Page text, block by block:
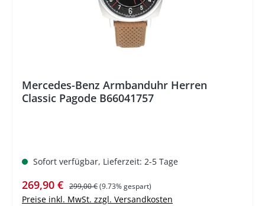
Mercedes-Benz Armbanduhr Herren
Classic Pagode B66041757
Sofort verfügbar, Lieferzeit: 2-5 Tage
Verkaufspreis:
269,90 € Regulärer Preis:
299,00 €(9.73% gespart)
Preise inkl. MwSt. zzgl. Versandkosten